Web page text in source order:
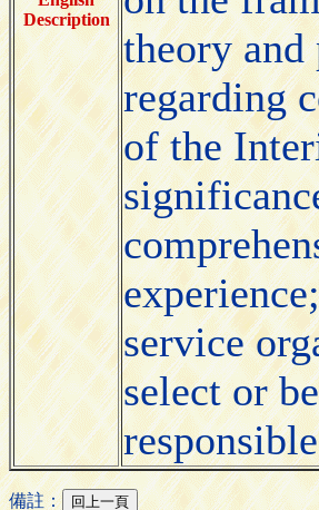
Description
theory and
regarding
of the
service
select or
備註：